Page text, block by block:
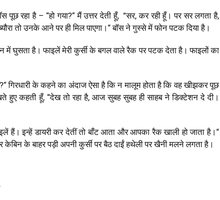
पूछ रहा है – “हो गया?“मैं उत्तर देती हूँ, ”सर,कर रही हूँ। पर सर लगता है,
तो उनके आने पर ही मिल पाएगा। “बॉस ने गुस्से में फोन पटक दिया है।
में घुसता है। फाइलें मेरी कुर्सी के बगल वाले रैक पर पटक देता है। फाइलों का
गिरधारी के कहने का अंदाज ऐसा है कि न मालूम होता है कि वह खीझकर पूछ
हुए कहती हूँ, “देख तो रहा है, आज सुबह सुबह ही साहब ने डिक्टेशन दे दी।
हैं। इन्हें डायरी कर देतीं तो बाँट आता और आपका रैक खाली हो जाता है। “
के बाहर पड़ी अपनी कुर्सी पर बैठ दाईं हथेली पर खैनी मलने लगता है।